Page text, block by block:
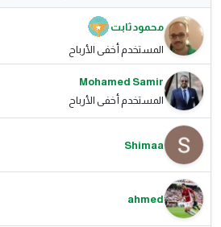
محمود ثابت
المستخدم أخفى الأرباح
Mohamed Samir
المستخدم أخفى الأرباح
Shimaa
ahmed